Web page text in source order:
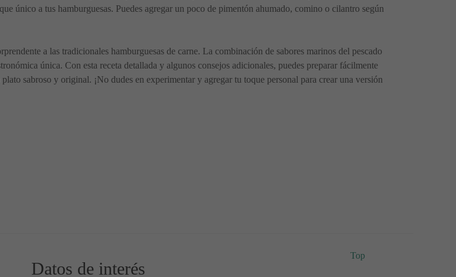
único a tus hamburguesas. Puedes agregar un poco de pimentón ahumado, comino o cilantro según
a las tradicionales hamburguesas de carne. La combinación de sabores marinos del pescado
única. Con esta receta detallada y algunos consejos adicionales, puedes preparar fácilmente
sabroso y original. ¡No dudes en experimentar y agregar tu toque personal para crear una versión
de sabor
Datos de interés
Top